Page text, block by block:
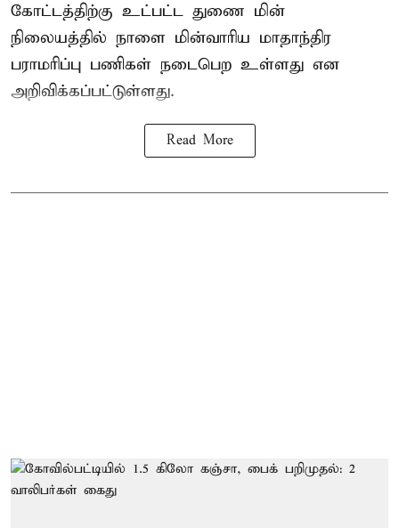
கோட்டத்திற்கு உட்பட்ட துணை மின்
நிலையத்தில் நாளை மின்வாரிய மாதாந்திர
பராமரிப்பு பணிகள் நடைபெற உள்ளது என
அறிவிக்கப்பட்டுள்ளது.
Read More